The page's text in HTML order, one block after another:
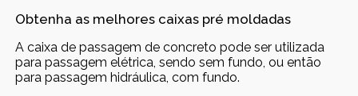
Obtenha as melhores caixas pré moldadas
A caixa de passagem de concreto pode ser utilizada
para passagem elétrica, sendo sem fundo, ou então
para passagem hidráulica, com fundo.